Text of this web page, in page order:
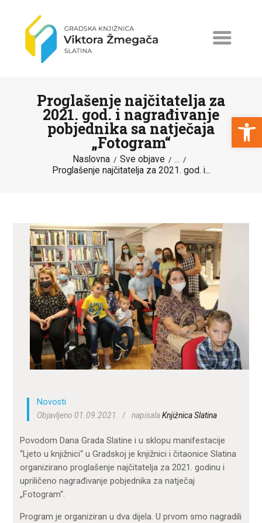
Open toolbar
Proglašenje najčitatelja za
2021. god. i nagrađivanje
pobjednika sa natječaja
„Fotogram“
Naslovna Sve objave ...
Proglašenje najčitatelja za 2021. god. i...
NASLOVNA
NOVOSTI
KATALOG
O KNJIŽNICI
ZA KORISNIKE
ODJELI
DOKUMENTI
KONTAKT
Novosti
Objavljeno 01.09.2021.
napisalaKnjižnica Slatina
Povodom Dana Grada Slatine i u sklopu manifestacije
“Ljeto u knjižnici“ u Gradskoj je knjižnici i čitaonice Slatina
organizirano proglašenje najčitatelja za 2021. godinu i
upriličeno nagrađivanje pobjednika za natječaj
„Fotogram“.
Program je organiziran u dva dijela. U prvom smo nagradili